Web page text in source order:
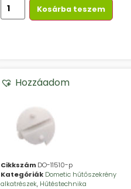
Kosárba teszem
Hozzáadom
Cikkszám DO-11510-p
Kategóriák Dometic hűtőszekrény
alkatrészek, Hűtéstechnika